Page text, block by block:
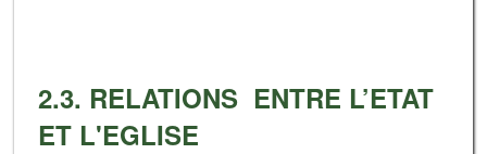
2.3. RELATIONS ENTRE L’ETAT
ET L'EGLISE